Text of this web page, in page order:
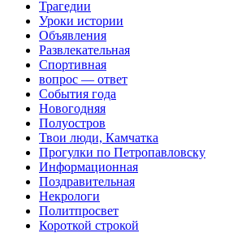
Трагедии
Уроки истории
Объявления
Развлекательная
Спортивная
вопрос — ответ
События года
Новогодняя
Полуостров
Твои люди, Камчатка
Прогулки по Петропавловску
Информационная
Поздравительная
Некрологи
Политпросвет
Короткой строкой